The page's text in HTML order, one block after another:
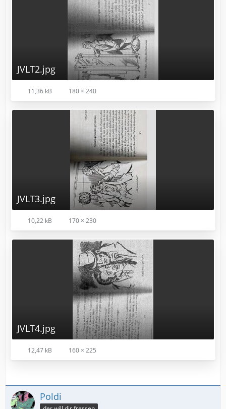
JVLT2.jpg
11,36 kB 180 × 240
JVLT3.jpg
10,22 kB 170 × 230
JVLT4.jpg
12,47 kB 160 × 225
Poldi